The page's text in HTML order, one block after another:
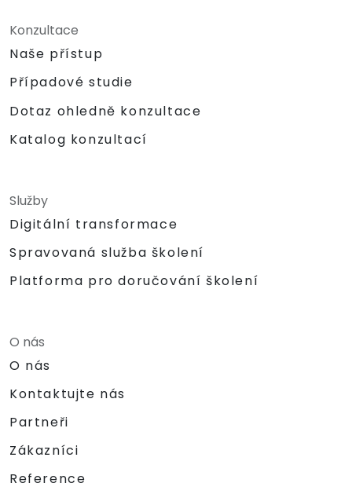
Konzultace
Naše přístup
Případové studie
Dotaz ohledně konzultace
Katalog konzultací
Služby
Digitální transformace
Spravovaná služba školení
Platforma pro doručování školení
O nás
O nás
Kontaktujte nás
Partneři
Zákazníci
Reference